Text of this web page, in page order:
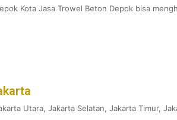
Kota Jasa Trowel Beton Depok bisa
Utara, Jakarta Selatan, Jakarta Timur,